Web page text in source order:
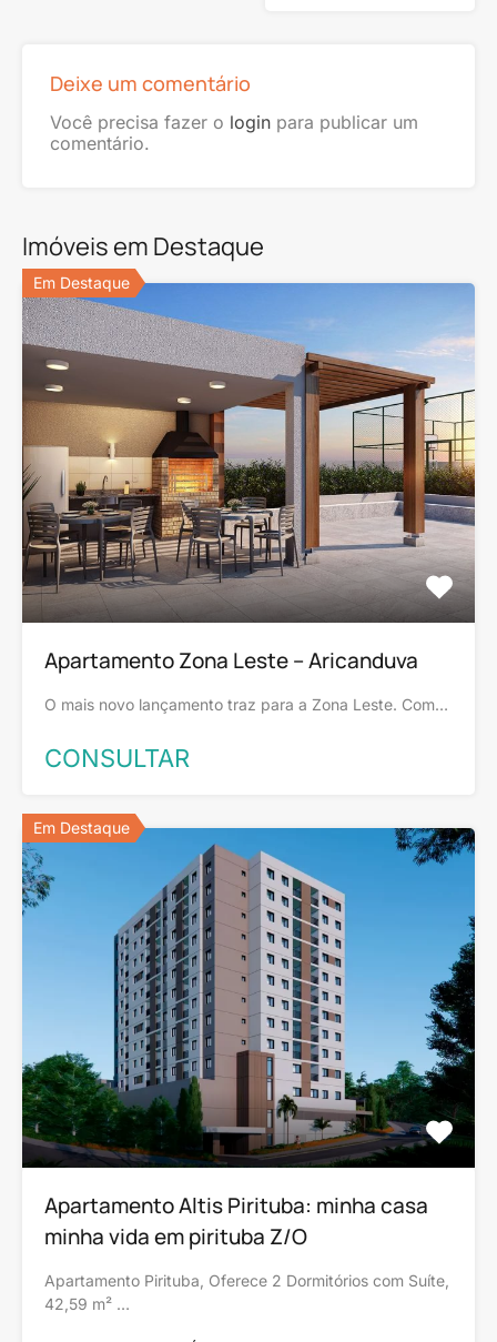
Deixe um comentário
Você precisa fazer o login para publicar um
comentário.
Imóveis em Destaque
Em Destaque
Apartamento Zona Leste – Aricanduva
O mais novo lançamento traz para a Zona Leste. Com…
CONSULTAR
Em Destaque
Apartamento Altis Pirituba: minha casa
minha vida em pirituba Z/O
Apartamento Pirituba, Oferece 2 Dormitórios com Suíte,
42,59 m² …